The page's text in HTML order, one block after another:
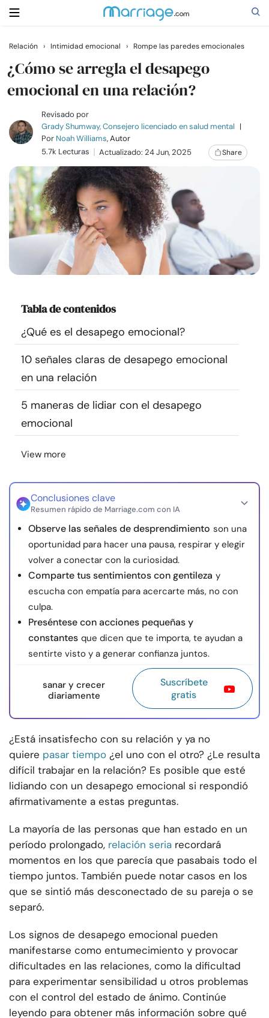
Buscar
Casarse
Relaciones
Familia
Ayuda
Comunidad
Encuentra un terapeuta
Idioma
Sobre nosotros Contáctanos Escríbenos
Publicidad con
nosotros
Relación › Intimidad emocional › Rompe las paredes emocionales
¿Cómo se arregla el desapego
emocional en una relación?
Revisado por
Grady Shumway, Consejero licenciado en salud mental |
Por Noah Williams, Autor
5.7k Lecturas
Actualizado: 24 Jun, 2025 Share
Tabla de contenidos
¿Qué es el desapego emocional?
10 señales claras de desapego emocional
en una relación
5 maneras de lidiar con el desapego
emocional
View more
Conclusiones clave
Resumen rápido de Marriage.com con IA
Observe las señales de desprendimiento son una
oportunidad para hacer una pausa, respirar y elegir
volver a conectar con la curiosidad.
Comparte tus sentimientos con gentileza y
escucha con empatía para acercarte más, no con
culpa.
Preséntese con acciones pequeñas y
constantes que dicen que te importa, te ayudan a
sentirte visto y a generar confianza juntos.
sanar y crecer
diariamente
Suscríbete
gratis
¿Está insatisfecho con su relación y ya no
quiere pasar tiempo ¿el uno con el otro? ¿Le resulta
difícil trabajar en la relación? Es posible que esté
lidiando con un desapego emocional si respondió
afirmativamente a estas preguntas.
La mayoría de las personas que han estado en un
período prolongado, relación seria recordará
momentos en los que parecía que pasabais todo el
tiempo juntos. También puede notar casos en los
que se sintió más desconectado de su pareja o se
separó.
Los signos de desapego emocional pueden
manifestarse como entumecimiento y provocar
dificultades en las relaciones, como la dificultad
para experimentar sensibilidad u otros problemas
con el control del estado de ánimo. Continúe
leyendo para obtener más información sobre qué